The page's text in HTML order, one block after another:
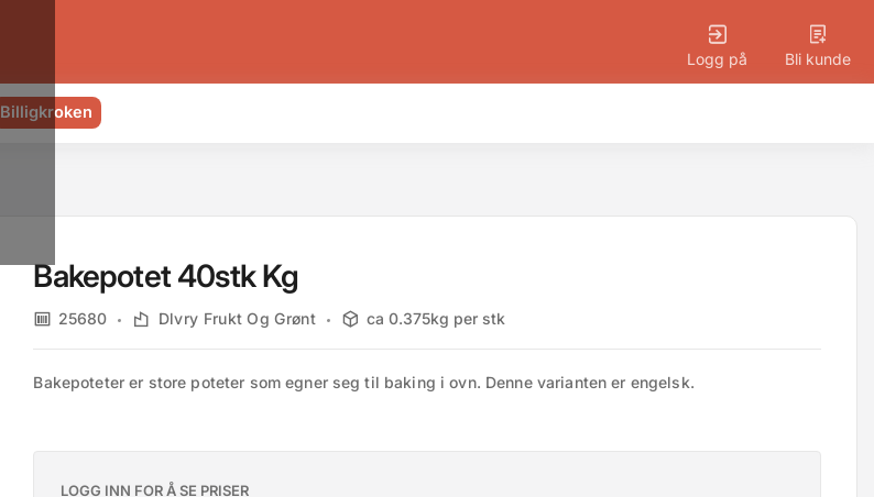
Logg på Bli kunde
Billigkroken
Bakepotet 40stk Kg
25680 Dlvry Frukt Og Grønt ca 0.375kg per stk
Bakepoteter er store poteter som egner seg til baking i ovn. Denne varianten er engelsk.
LOGG INN FOR Å SE PRISER